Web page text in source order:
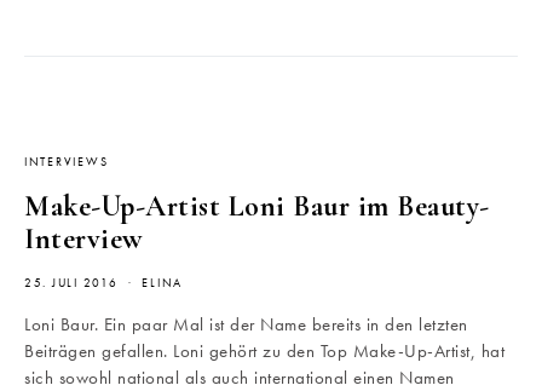
INTERVIEWS
Make-Up-Artist Loni Baur im Beauty-
Interview
25. JULI 2016 ELINA
Loni Baur. Ein paar Mal ist der Name bereits in den letzten
Beiträgen gefallen. Loni gehört zu den Top Make-Up-Artist, hat
sich sowohl national als auch international einen Namen